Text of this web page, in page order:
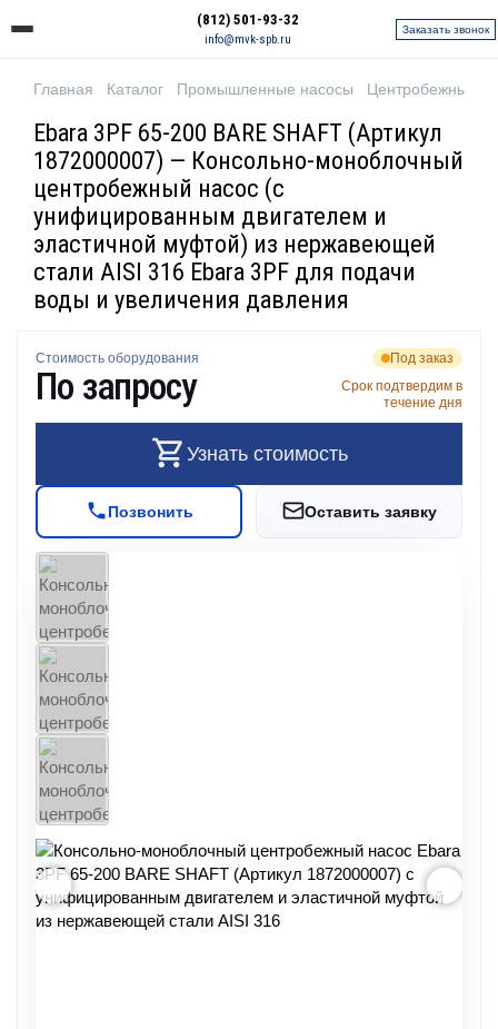
(812) 501-93-32
info@mvk-spb.ru
Заказать звонок
Главная Каталог Промышленные насосы Центробежные
Ebara 3PF 65-200 BARE SHAFT (Артикул
1872000007) — Консольно-моноблочный
центробежный насос (с
унифицированным двигателем и
эластичной муфтой) из нержавеющей
стали AISI 316 Ebara 3PF для подачи
воды и увеличения давления
Стоимость оборудования
По запросу
Под заказ
Срок подтвердим в
течение дня
Узнать стоимость
Позвонить Оставить заявку